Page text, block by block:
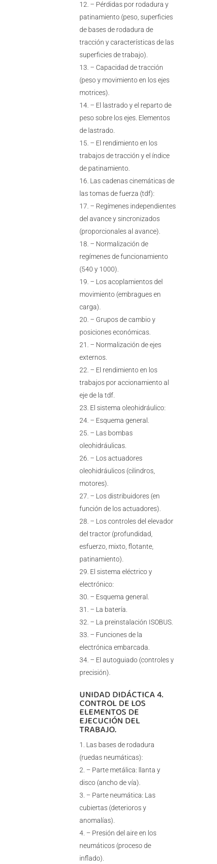
– Pérdidas por rodadura y
patinamiento (peso, superficies
de bases de rodadura de
tracción y características de las
superficies de trabajo).
– Capacidad de tracción
(peso y movimiento en los ejes
motrices).
– El lastrado y el reparto de
peso sobre los ejes. Elementos
de lastrado.
– El rendimiento en los
trabajos de tracción y el índice
de patinamiento.
Las cadenas cinemáticas de
las tomas de fuerza (tdf):
– Regímenes independientes
del avance y sincronizados
(proporcionales al avance).
– Normalización de
regímenes de funcionamiento
(540 y 1000).
– Los acoplamientos del
movimiento (embragues en
carga).
– Grupos de cambio y
posiciones económicas.
– Normalización de ejes
externos.
– El rendimiento en los
trabajos por accionamiento al
eje de la tdf.
El sistema oleohidráulico:
– Esquema general.
– Las bombas
oleohidráulicas.
– Los actuadores
oleohidráulicos (cilindros,
motores).
– Los distribuidores (en
función de los actuadores).
– Los controles del elevador
del tractor (profundidad,
esfuerzo, mixto, flotante,
patinamiento).
El sistema eléctrico y
electrónico:
– Esquema general.
– La batería.
– La preinstalación ISOBUS.
– Funciones de la
electrónica embarcada.
– El autoguiado (controles y
precisión).
UNIDAD DIDÁCTICA 4.
CONTROL DE LOS
ELEMENTOS DE
EJECUCIÓN DEL
TRABAJO.
Las bases de rodadura
(ruedas neumáticas):
– Parte metálica: llanta y
disco (ancho de vía).
– Parte neumática: Las
cubiertas (deterioros y
anomalías).
– Presión del aire en los
neumáticos (proceso de
inflado).